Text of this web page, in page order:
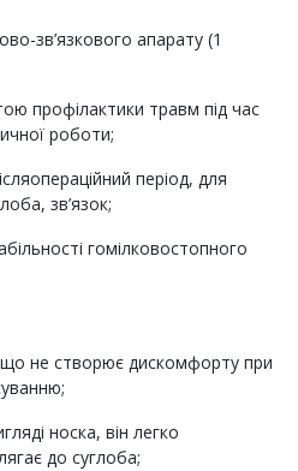
зв’язкового апарату (1
профілактики травм під час
роботи;
період, для
зв’язок;
гомілковостопного
не створює дискомфорту при
носка, він легко
до суглоба;